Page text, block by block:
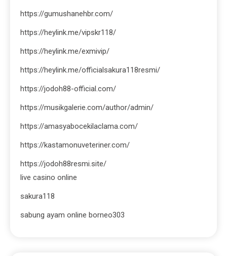
https://gumushanehbr.com/
https://heylink.me/vipskr118/
https://heylink.me/exmivip/
https://heylink.me/officialsakura118resmi/
https://jodoh88-official.com/
https://musikgalerie.com/author/admin/
https://amasyabocekilaclama.com/
https://kastamonuveteriner.com/
https://jodoh88resmi.site/
live casino online
sakura118
sabung ayam online borneo303